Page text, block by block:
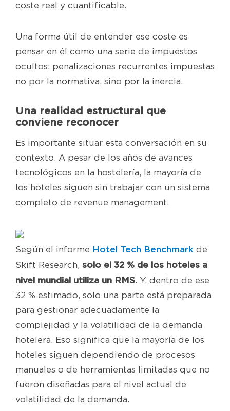
coste real y cuantificable.
Una forma útil de entender ese coste es
pensar en él como una serie de impuestos
ocultos: penalizaciones recurrentes impuestas
no por la normativa, sino por la inercia.
Una realidad estructural que
conviene reconocer
Es importante situar esta conversación en su
contexto. A pesar de los años de avances
tecnológicos en la hostelería, la mayoría de
los hoteles siguen sin trabajar con un sistema
completo de revenue management.
Según el informe Hotel Tech Benchmark de
Skift Research, solo el 32 % de los hoteles a
nivel mundial utiliza un RMS. Y, dentro de ese
32 % estimado, solo una parte está preparada
para gestionar adecuadamente la
complejidad y la volatilidad de la demanda
hotelera. Eso significa que la mayoría de los
hoteles siguen dependiendo de procesos
manuales o de herramientas limitadas que no
fueron diseñadas para el nivel actual de
volatilidad de la demanda.